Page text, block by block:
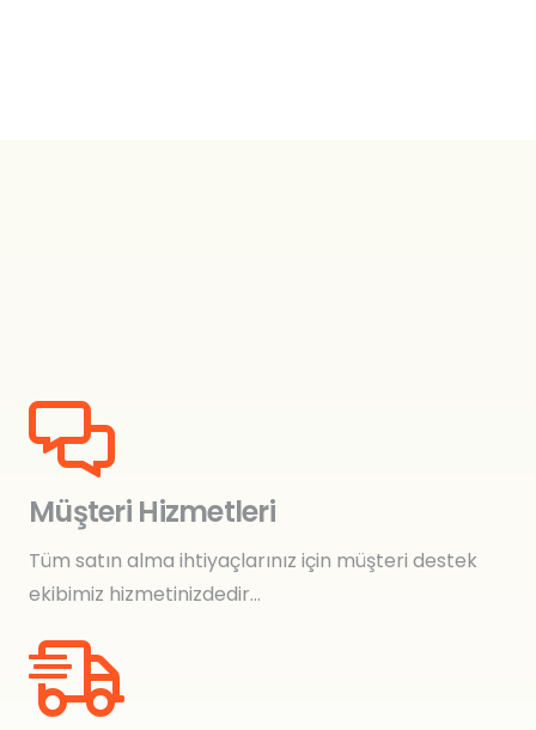
Müşteri Hizmetleri
Tüm satın alma ihtiyaçlarınız için müşteri destek
ekibimiz hizmetinizdedir…